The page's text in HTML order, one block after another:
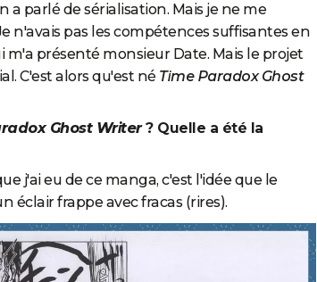
parlé de sérialisation. Mais je ne me
n'avais pas les compétences suffisantes en
m'a présenté monsieur Date. Mais le projet
C'est alors qu'est né Time Paradox Ghost
Ghost Writer? Quelle a été la
j'ai eu de ce manga, c'est l'idée que le
éclair frappe avec fracas (rires).